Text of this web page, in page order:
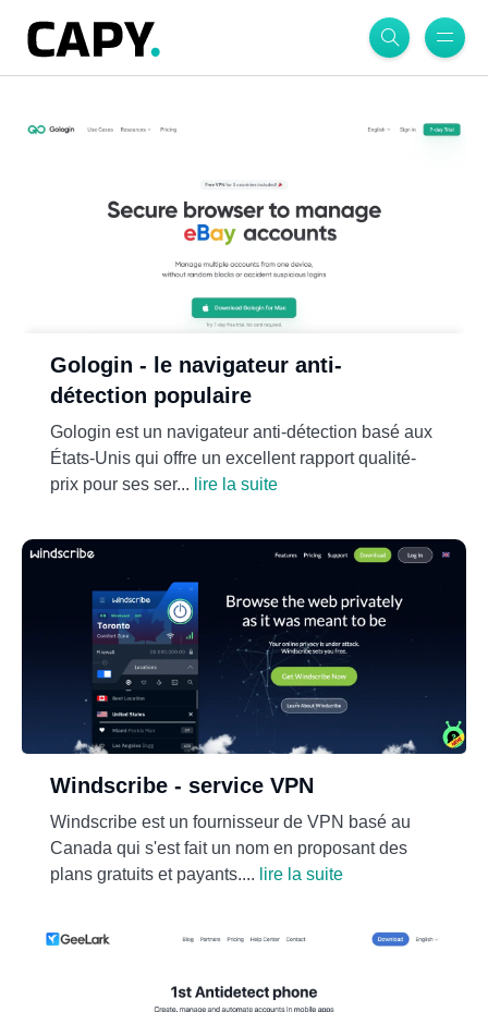
Gologin - le navigateur anti-
détection populaire
Gologin est un navigateur anti-détection basé aux
États-Unis qui offre un excellent rapport qualité-
prix pour ses ser... lire la suite
Windscribe - service VPN
Windscribe est un fournisseur de VPN basé au
Canada qui s'est fait un nom en proposant des
plans gratuits et payants.... lire la suite